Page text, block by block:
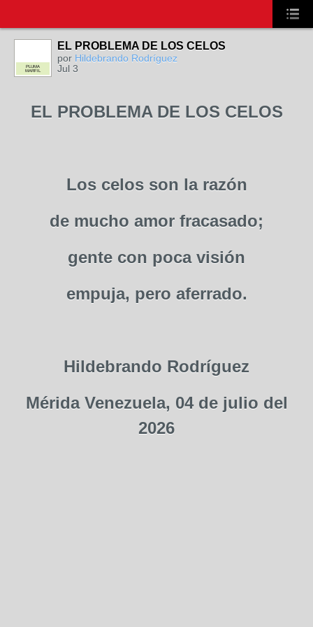
PLUMA
MARFIL
EL PROBLEMA DE LOS CELOS
por Hildebrando Rodríguez
Jul 3
EL PROBLEMA DE LOS CELOS
Los celos son la razón
de mucho amor fracasado;
gente con poca visión
empuja, pero aferrado.
Hildebrando Rodríguez
Mérida Venezuela, 04 de julio del
2026